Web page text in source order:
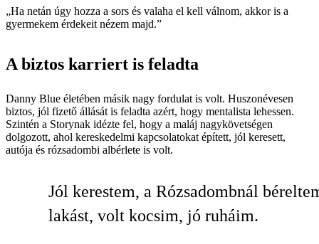
„Ha netán úgy hozza a sors és valaha el kell válnom, akkor is a
gyermekem érdekeit nézem majd.”
A biztos karriert is feladta
Danny Blue életében másik nagy fordulat is volt. Huszonévesen
biztos, jól fizető állását is feladta azért, hogy mentalista lehessen.
Szintén a Storynak idézte fel, hogy a maláj nagykövetségen
dolgozott, ahol kereskedelmi kapcsolatokat épített, jól keresett,
autója és rózsadombi albérlete is volt.
Jól kerestem, a Rózsadombnál
lakást, volt kocsim, jó ruháim.